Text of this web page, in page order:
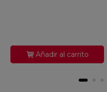
Añadir al carrito